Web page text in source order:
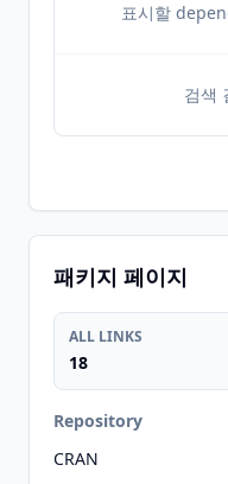
표시할
검색
패키지 페이지
ALL LINKS
18
Repository
CRAN